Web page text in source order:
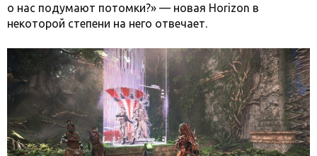
о нас подумают потомки?» — новая Horizon в
некоторой степени на него отвечает.